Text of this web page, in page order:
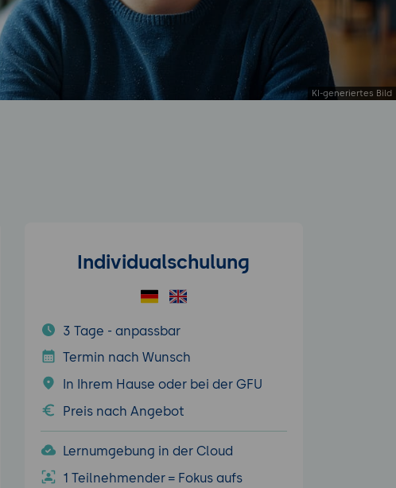
Individualschulung
3 Tage - anpassbar
Termin nach Wunsch
In Ihrem Hause oder bei der GFU
Preis nach Angebot
Lernumgebung in der Cloud
1 Teilnehmender = Fokus aufs